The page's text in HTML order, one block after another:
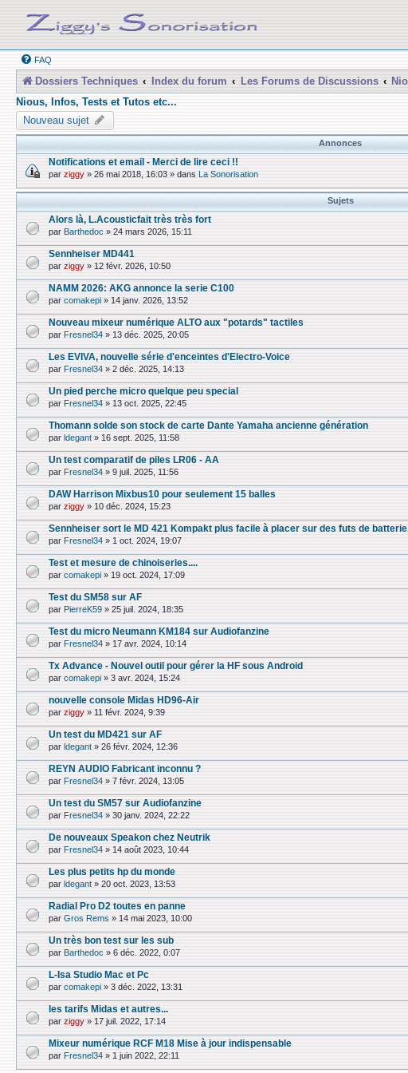
FAQ
Dossiers Techniques Index du forum Les Forums de Discussions
Nious, Infos, Tests et Tutos etc...
Nouveau sujet
Annonces
Notifications et email - Merci de lire ceci !!
par ziggy » 26 mai 2018, 16:03 » dans La Sonorisation
Sujets
Alors là, L.Acousticfait très très fort
par Barthedoc » 24 mars 2026, 15:11
Sennheiser MD441
par ziggy » 12 févr. 2026, 10:50
NAMM 2026: AKG annonce la serie C100
par comakepi » 14 janv. 2026, 13:52
Nouveau mixeur numérique ALTO aux "potards" tactiles
par Fresnel34 » 13 déc. 2025, 20:05
Les EVIVA, nouvelle série d'enceintes d'Electro-Voice
par Fresnel34 » 2 déc. 2025, 14:13
Un pied perche micro quelque peu special
par Fresnel34 » 13 oct. 2025, 22:45
Thomann solde son stock de carte Dante Yamaha ancienne génération
par ldegant » 16 sept. 2025, 11:58
Un test comparatif de piles LR06 - AA
par Fresnel34 » 9 juil. 2025, 11:56
DAW Harrison Mixbus10 pour seulement 15 balles
par ziggy » 10 déc. 2024, 15:23
Sennheiser sort le MD 421 Kompakt plus facile à placer sur des futs de
par Fresnel34 » 1 oct. 2024, 19:07
Test et mesure de chinoiseries....
par comakepi » 19 oct. 2024, 17:09
Test du SM58 sur AF
par PierreK59 » 25 juil. 2024, 18:35
Test du micro Neumann KM184 sur Audiofanzine
par Fresnel34 » 17 avr. 2024, 10:14
Tx Advance - Nouvel outil pour gérer la HF sous Android
par comakepi » 3 avr. 2024, 15:24
nouvelle console Midas HD96-Air
par ziggy » 11 févr. 2024, 9:39
Un test du MD421 sur AF
par ldegant » 26 févr. 2024, 12:36
REYN AUDIO Fabricant inconnu ?
par Fresnel34 » 7 févr. 2024, 13:05
Un test du SM57 sur Audiofanzine
par Fresnel34 » 30 janv. 2024, 22:22
De nouveaux Speakon chez Neutrik
par Fresnel34 » 14 août 2023, 10:44
Les plus petits hp du monde
par ldegant » 20 oct. 2023, 13:53
Radial Pro D2 toutes en panne
par Gros Rems » 14 mai 2023, 10:00
Un très bon test sur les sub
par Barthedoc » 6 déc. 2022, 0:07
L-Isa Studio Mac et Pc
par comakepi » 3 déc. 2022, 13:31
les tarifs Midas et autres...
par ziggy » 17 juil. 2022, 17:14
Mixeur numérique RCF M18 Mise à jour indispensable
par Fresnel34 » 1 juin 2022, 22:11